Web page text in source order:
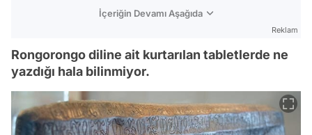
İçeriğin Devamı Aşağıda
Reklam
Rongorongo diline ait kurtarılan tabletlerde ne
yazdığı hala bilinmiyor.